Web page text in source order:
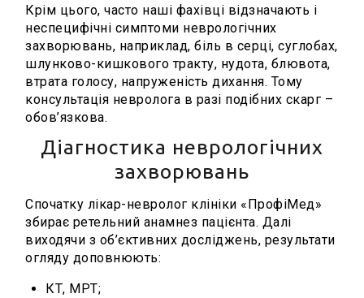
Крім цього, часто наші фахівці відзначають і
неспецифічні симптоми неврологічних
захворювань, наприклад, біль в серці, суглобах,
шлунково-кишкового тракту, нудота, блювота,
втрата голосу, напруженість дихання. Тому
консультація невролога в разі подібних скарг –
обов’язкова.
Діагностика неврологічних
захворювань
Спочатку лікар-невролог клініки «ПрофіМед»
збирає ретельний анамнез пацієнта. Далі
виходячи з об’єктивних досліджень, результати
огляду доповнюють:
КТ, МРТ;